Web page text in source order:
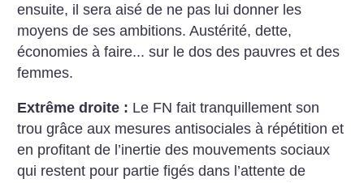
ensuite, il sera aisé de ne pas lui donner les
moyens de ses ambitions. Austérité, dette,
économies à faire... sur le dos des pauvres et des
femmes.
Extrême droite : Le FN fait tranquillement son
trou grâce aux mesures antisociales à répétition et
en profitant de l’inertie des mouvements sociaux
qui restent pour partie figés dans l’attente de